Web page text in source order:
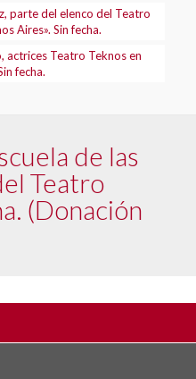
parte del elenco del Teatro
Aires». Sin fecha.
actrices Teatro Teknos en
fecha.
de las
Teatro
(Donación